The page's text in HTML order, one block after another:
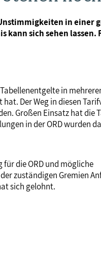
in einer
sich sehen lassen.
in
Der Weg in diesen
Großen Einsatz hat die
in der ORD wurden
die ORD und mögliche
zuständigen Gremien
sich gelohnt.